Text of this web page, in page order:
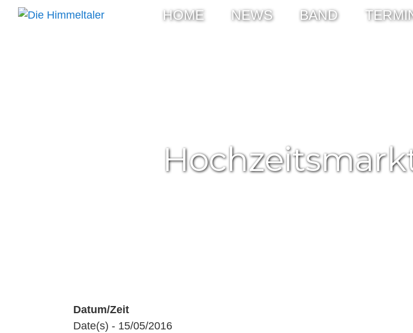
HOME NEWS BAND
Datum/Zeit
Date(s) - 15/05/2016